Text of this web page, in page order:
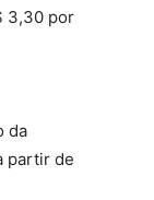
3,30 por
da
partir de